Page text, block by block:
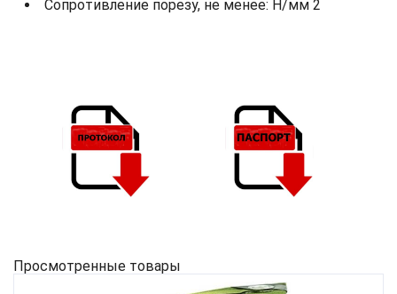
Сопротивление порезу, не менее: Н/мм 2
Просмотренные товары